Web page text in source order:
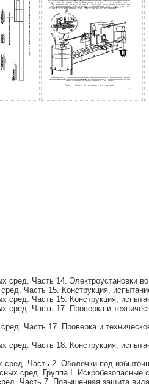
сред. Часть 14. Электроустановки
Часть 15. Конструкция,
сред. Часть 15. Конструкция,
сред. Часть 17. Проверка и
Часть 17. Проверка и
сред. Часть 18. Конструкция,
сред. Часть 2. Оболочки под
сред. Группа I. Искробезопасные
Часть 7. Повышенная защита